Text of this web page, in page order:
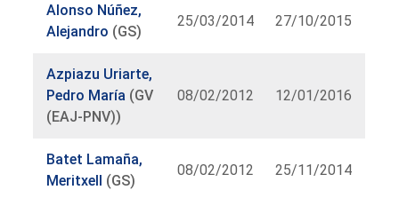
Alonso Núñez,
Alejandro (GS)
25/03/2014 27/10/2015
Azpiazu Uriarte,
Pedro María (GV
(EAJ-PNV))
08/02/2012 12/01/2016
Batet Lamaña,
Meritxell (GS)
08/02/2012 25/11/2014